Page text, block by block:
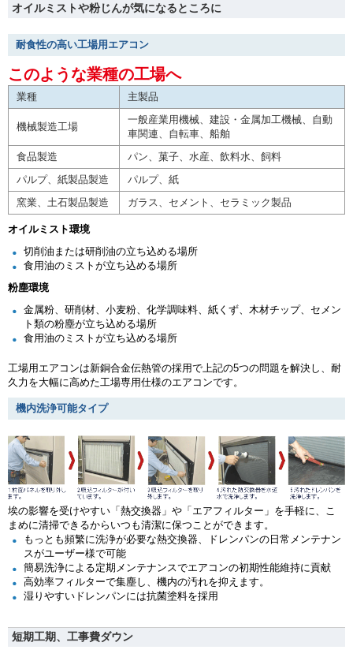
オイルミストや粉じんが気になるところに
耐食性の高い工場用エアコン
このような業種の工場へ
業種 主製品
機械製造工場
一般産業用機械、建設・金属加工機械、自動
車関連、自転車、船舶
食品製造
パン、菓子、水産、飲料水、飼料
パルプ、紙製品製造
パルプ、紙
窯業、土石製品製造
ガラス、セメント、セラミック製品
オイルミスト環境
切削油または研削油の立ち込める場所
食用油のミストが立ち込める場所
粉塵環境
金属粉、研削材、小麦粉、化学調味料、紙くず、木材チップ、セメン
ト類の粉塵が立ち込める場所
食用油のミストが立ち込める場所
工場用エアコンは新銅合金伝熱管の採用で上記の5つの問題を解決し、耐
久力を大幅に高めた工場専用仕様のエアコンです。
機内洗浄可能タイプ
埃の影響を受けやすい「熱交換器」や「エアフィルター」を手軽に、こ
まめに清掃できるからいつも清潔に保つことができます。
もっとも頻繁に洗浄が必要な熱交換器、ドレンパンの日常メンテナン
スがユーザー様で可能
簡易洗浄による定期メンテナンスでエアコンの初期性能維持に貢献
高効率フィルターで集塵し、機内の汚れを抑えます。
湿りやすいドレンパンには抗菌塗料を採用
短期工期、工事費ダウン